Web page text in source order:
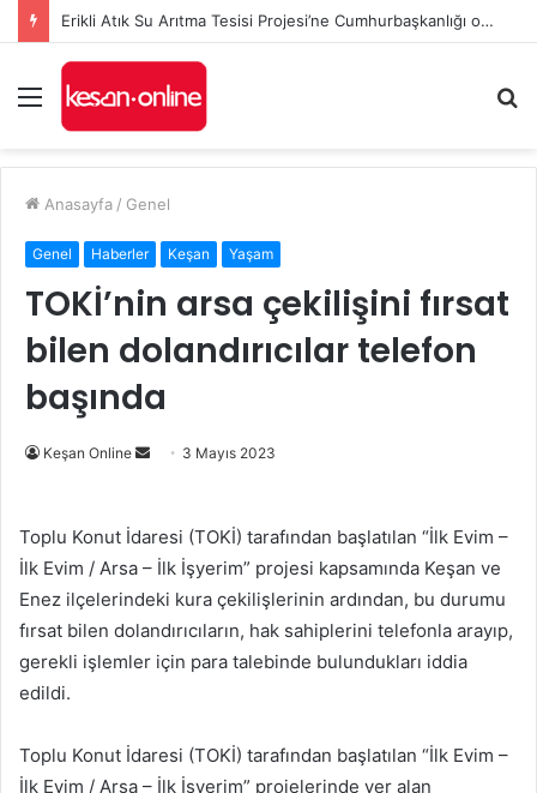
Erikli Atık Su Arıtma Tesisi Projesi’ne Cumhurbaşkanlığı onayı
Menü
...
Anasayfa / Genel
Genel Haberler Keşan Yaşam
TOKİ’nin arsa çekilişini fırsat
bilen dolandırıcılar telefon
başında
Keşan Online
Bir
göndermek
3 Mayıs 2023
Toplu Konut İdaresi (TOKİ) tarafından başlatılan “İlk Evim –
İlk Evim / Arsa – İlk İşyerim” projesi kapsamında Keşan ve
Enez ilçelerindeki kura çekilişlerinin ardından, bu durumu
fırsat bilen dolandırıcıların, hak sahiplerini telefonla arayıp,
gerekli işlemler için para talebinde bulundukları iddia
edildi.
Toplu Konut İdaresi (TOKİ) tarafından başlatılan “İlk Evim –
İlk Evim / Arsa – İlk İşyerim” projelerinde yer alan